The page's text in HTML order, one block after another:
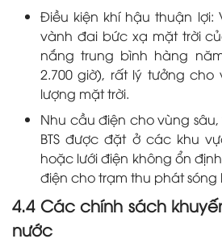
Điều kiện khí hậu thuận lợi:
vành đai bức xạ mặt trời
nắng trung bình hàng
2.700 giờ), rất lý tưởng
lượng mặt trời.
Nhu cầu điện cho vùng
BTS được đặt ở các khu
hoặc lưới điện không ổn
điện cho trạm thu phát sóng
4.4 Các chính sách
nước